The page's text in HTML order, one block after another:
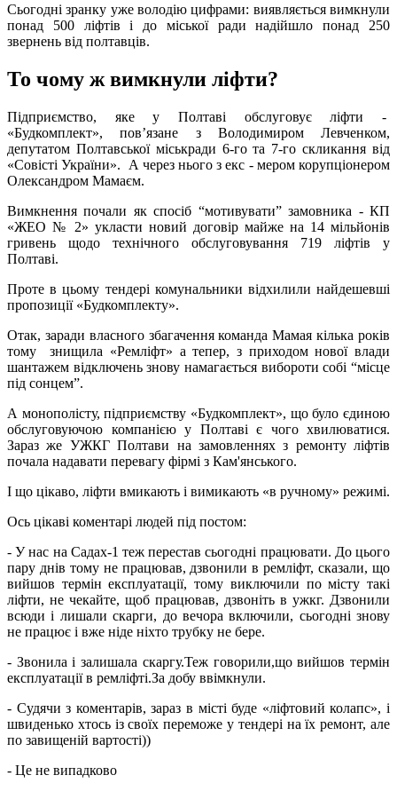
Сьогодні зранку уже володію цифрами: виявляється вимкнули
понад 500 ліфтів і до міської ради надійшло понад 250
звернень від полтавців.
То чому ж вимкнули ліфти?
Підприємство, яке у Полтаві обслуговує ліфти -
«Будкомплект», пов’язане з Володимиром Левченком,
депутатом Полтавської міськради 6-го та 7-го скликання від
«Совісті України». А через нього з екс - мером корупціонером
Олександром Мамаєм.
Вимкнення почали як спосіб “мотивувати” замовника - КП
«ЖЕО № 2» укласти новий договір майже на 14 мільйонів
гривень щодо технічного обслуговування 719 ліфтів у
Полтаві.
Проте в цьому тендері комунальники відхилили найдешевші
пропозиції «Будкомплекту».
Отак, заради власного збагачення команда Мамая кілька років
тому знищила «Ремліфт» а тепер, з приходом нової влади
шантажем відключень знову намагається вибороти собі “місце
під сонцем”.
А монополісту, підприємству «Будкомплект», що було єдиною
обслуговуючою компанією у Полтаві є чого хвилюватися.
Зараз же УЖКГ Полтави на замовленнях з ремонту ліфтів
почала надавати перевагу фірмі з Кам'янського.
І що цікаво, ліфти вмикають і вимикають «в ручному» режимі.
Ось цікаві коментарі людей під постом:
- У нас на Садах-1 теж перестав сьогодні працювати. До цього
пару днів тому не працював, дзвонили в ремліфт, сказали, що
вийшов термін експлуатації, тому виключили по місту такі
ліфти, не чекайте, щоб працював, дзвоніть в ужкг. Дзвонили
всюди і лишали скарги, до вечора включили, сьогодні знову
не працює і вже ніде ніхто трубку не бере.
­- Звонила і залишала скаргу.Теж говорили,що вийшов термін
експлуатації в ремліфті.За добу ввімкнули.
- Судячи з коментарів, зараз в місті буде «ліфтовий колапс», і
швиденько хтось із своїх переможе у тендері на їх ремонт, але
по завищеній вартості))
- Це не випадково